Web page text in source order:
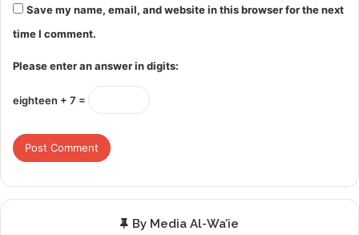
Save my name, email, and website in this browser for the next
time I comment.
Please enter an answer in digits:
eighteen + 7 =
By Media Al-Wa’ie